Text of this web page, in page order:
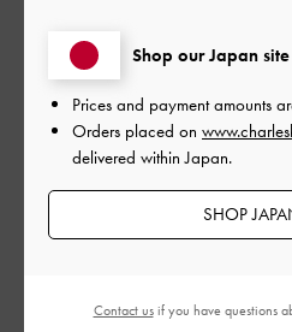
よか
もっと見る
このレビュー
Shop our Japan site
Prices and payment amounts
Orders placed on
delivered within Japan.
SHOP
Contact usif you have questions